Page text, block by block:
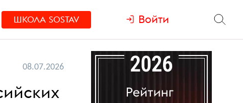
ШКОЛА SOSTAV Войти
08.07.2026